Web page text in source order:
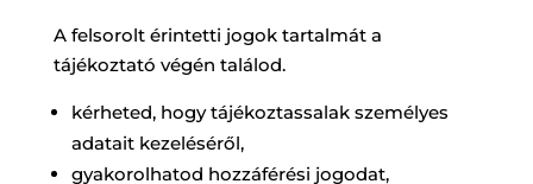
A felsorolt érintetti jogok tartalmát a
tájékoztató végén találod.
kérheted, hogy tájékoztassalak személyes
adatait kezeléséről,
gyakorolhatod hozzáférési jogodat,